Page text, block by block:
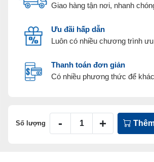
Giao hàng tận nơi, nhanh
Ưu đãi hấp dẫn
Luôn có nhiều chương trình
Thanh toán đơn giản
Có nhiều phương thức để
Số lượng - +